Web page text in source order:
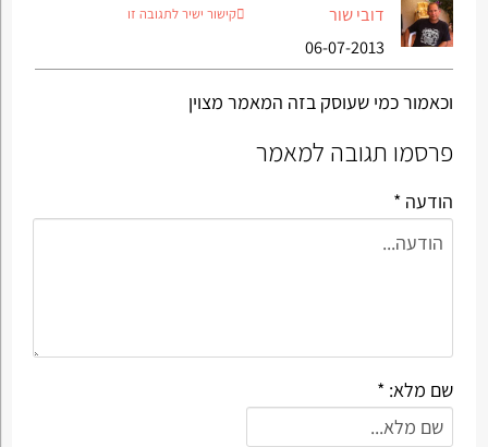
דובי שור
06-07-2013
קישור ישיר לתגובה זו
וכאמור כמי שעוסק בזה המאמר מצוין
פרסמו תגובה למאמר
הודעה *
שם מלא: *